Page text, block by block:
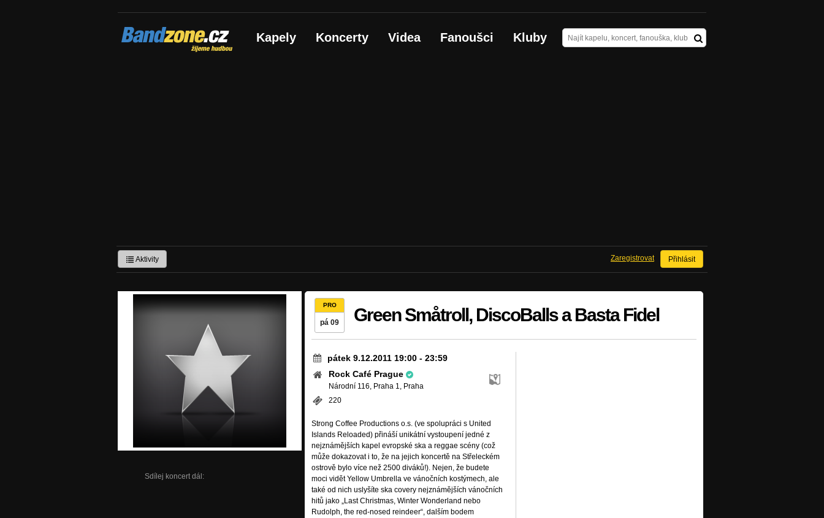
Bandzone.cz
žijeme hudbou Kapely Koncerty Videa Fanoušci Kluby
Aktivity Přihlásit
Zaregistrovat
Sdílej koncert dál:
PRO
pá 09 Green Småtroll, DiscoBalls a Basta Fidel
pátek 9.12.2011 19:00 - 23:59
Rock Café Prague
Národní 116, Praha 1, Praha
220
Strong Coffee Productions o.s. (ve spolupráci s United
Islands Reloaded) přináší unikátní vystoupení jedné z
nejznámějších kapel evropské ska a reggae scény (což
může dokazovat i to, že na jejich koncertě na Střeleckém
ostrově bylo více než 2500 diváků!). Nejen, že budete
moci vidět Yellow Umbrella ve vánočních kostýmech, ale
také od nich uslyšíte ska covery nejznámějších vánočních
hitů jako „Last Christmas, Winter Wonderland nebo
Rudolph, the red-nosed reindeer“, dalším bodem